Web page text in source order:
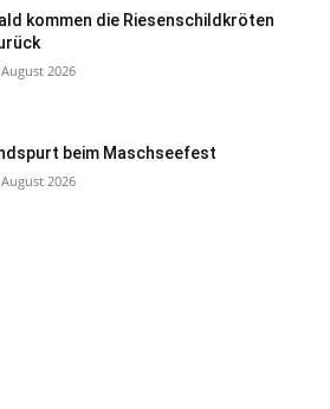
kommen die Riesenschildkröten
2026
beim Maschseefest
2026